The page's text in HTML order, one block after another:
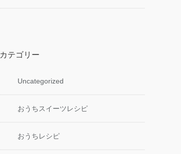
カテゴリー
Uncategorized
おうちスイーツレシピ
おうちレシピ